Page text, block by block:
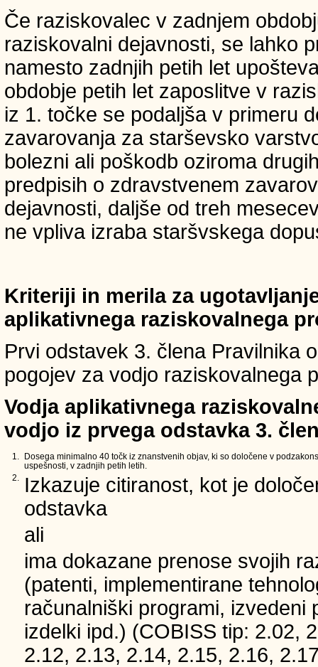
Če raziskovalec v zadnjem
raziskovalni dejavnosti, se lahko
namesto zadnjih petih let
obdobje petih let zaposlitve v
iz 1. točke se podaljša v primeru
zavarovanja za starševsko
bolezni ali poškodb oziroma
predpisih o zdravstvenem
dejavnosti, daljše od treh
ne vpliva izraba staršvskega
Kriteriji in merila za
aplikativnega raziskovalnega
Prvi odstavek 3. člena Pravilnika
pogojev za vodjo raziskovalnega
Vodja aplikativnega
vodjo iz prvega odstavka 3.
1.
Dosega minimalno 40 točk iz znanstvenih objav, ki so določene v
uspešnosti, v zadnjih petih letih.
2.
Izkazuje citiranost, kot je
odstavka
ali
ima dokazane prenose svojih
(patenti, implementirane
računalniški programi, izvedeni
izdelki ipd.) (COBISS tip: 2.02,
2.12, 2.13, 2.14, 2.15, 2.16,